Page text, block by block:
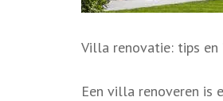
Villa renovatie: tips
Een villa renoveren is